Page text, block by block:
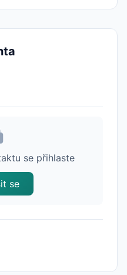
se přihlaste
se